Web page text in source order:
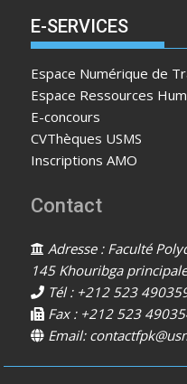
E-SERVICES
Espace Numérique de
Espace Ressources
E-concours
CVThèques USMS
Inscriptions AMO
Contact
Adresse : Faculté
145 Khouribga
Tél : +212 523
Fax : +212 523
Email: